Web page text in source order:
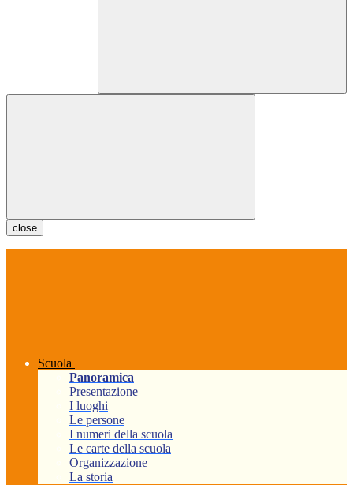
close
Scuola
Panoramica
Presentazione
I luoghi
Le persone
I numeri della scuola
Le carte della scuola
Organizzazione
La storia